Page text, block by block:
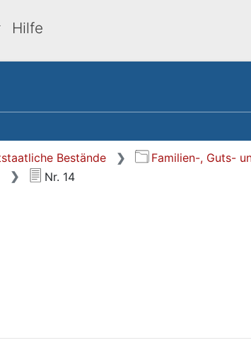
Hilfe
Bestände Familien-, Guts-
Nr. 14